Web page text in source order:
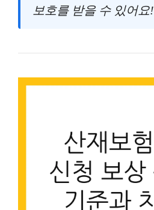
보호를 받을 수 있어요!